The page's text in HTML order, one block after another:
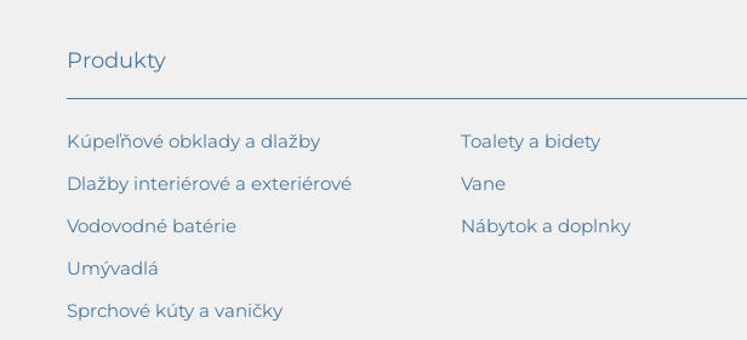
Produkty
Kúpeľňové obklady a dlažby
Dlažby interiérové a exteriérové
Vodovodné batérie
Umývadlá
Sprchové kúty a vaničky
Toalety a bidety
Vane
Nábytok a doplnky